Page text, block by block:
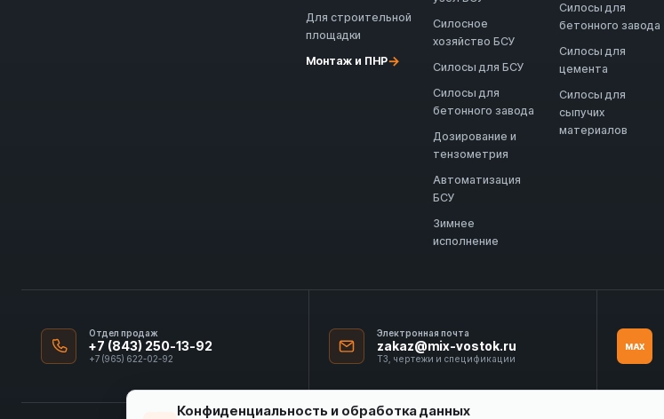
Для строительной
площадки
Монтаж и ПНР→
Силосное
хозяйство БСУ
Силосы для БСУ
Силосы для
бетонного завода
Дозирование и
тензометрия
Автоматизация
БСУ
Зимнее
исполнение
Силосы для
бетонного завода
Силосы для
цемента
Силосы для
сыпучих
материалов
Отдел продаж
+7 (843) 250-13-92
+7 (965) 622-02-92
Электронная почта
zakaz@mix-vostok.ru
ТЗ, чертежи и спецификации
MAX
Конфиденциальность и обработка данных